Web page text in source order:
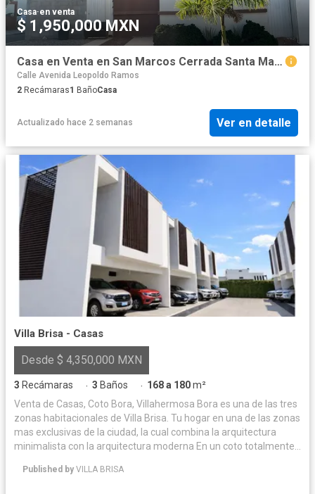
Casa·en venta
$ 1,950,000 MXN
Casa en Venta en San Marcos Cerrada Santa Martha
Calle Avenida Leopoldo Ramos
2 Recámaras1 BañoCasa
Actualizado hace 2 semanas Ver en detalle
Villa Brisa - Casas
Desde $ 4,350,000 MXN
3 Recámaras · 3 Baños · 168 a 180m²
Venta de Casas, Coto Bora, Villahermosa Bora es una de las tres
zonas habitacionales de Villa Brisa. Tu hogar en una de las zonas
mas exclusivas de la ciudad, la cual combina la arquitectura
minimalista con la arquitectura moderna En un coto totalmente
servicios ocultos. PLANTA BAJA: 2 Cajones de estacionamiento
Published by VILLA BRISA